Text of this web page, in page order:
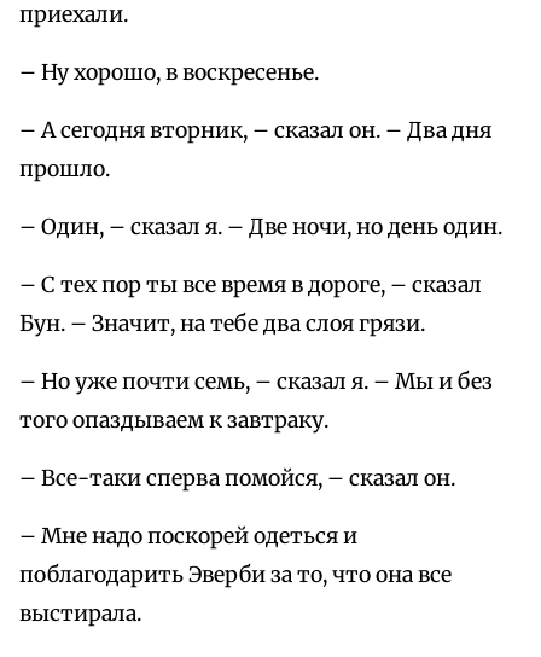
приехали.
– Ну хорошо, в воскресенье.
– А сегодня вторник, – сказал он. – Два дня
прошло.
– Один, – сказал я. – Две ночи, но день один.
– С тех пор ты все время в дороге, – сказал
Бун. – Значит, на тебе два слоя грязи.
– Но уже почти семь, – сказал я. – Мы и без
того опаздываем к завтраку.
– Все-таки сперва помойся, – сказал он.
– Мне надо поскорей одеться и
поблагодарить Эверби за то, что она все
выстирала.